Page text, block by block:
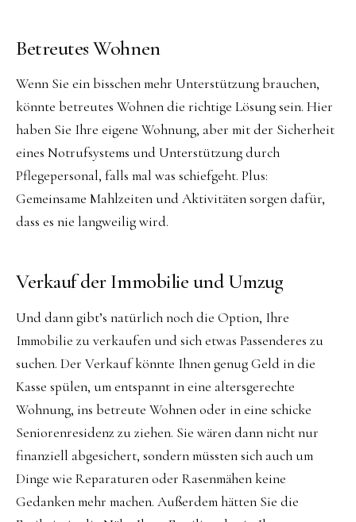
Betreutes Wohnen
Wenn Sie ein bisschen mehr Unterstützung brauchen,
könnte betreutes Wohnen die richtige Lösung sein. Hier
haben Sie Ihre eigene Wohnung, aber mit der Sicherheit
eines Notrufsystems und Unterstützung durch
Pflegepersonal, falls mal was schiefgeht. Plus:
Gemeinsame Mahlzeiten und Aktivitäten sorgen dafür,
dass es nie langweilig wird.
Verkauf der Immobilie und Umzug
Und dann gibt’s natürlich noch die Option, Ihre
Immobilie zu verkaufen und sich etwas Passenderes zu
suchen. Der Verkauf könnte Ihnen genug Geld in die
Kasse spülen, um entspannt in eine altersgerechte
Wohnung, ins betreute Wohnen oder in eine schicke
Seniorenresidenz zu ziehen. Sie wären dann nicht nur
finanziell abgesichert, sondern müssten sich auch um
Dinge wie Reparaturen oder Rasenmähen keine
Gedanken mehr machen. Außerdem hätten Sie die